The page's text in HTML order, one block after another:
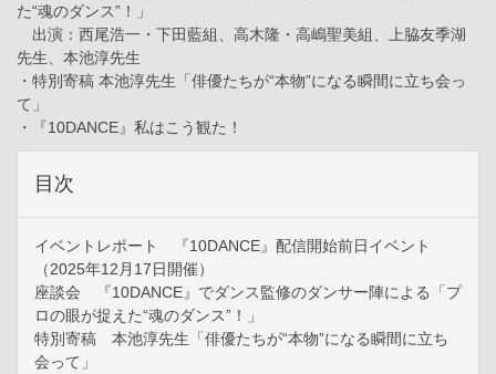
た“魂のダンス”！」
出演：西尾浩一・下田藍組、高木隆・高嶋聖美組、上脇友季湖
先生、本池淳先生
・特別寄稿 本池淳先生「俳優たちが“本物”になる瞬間に立ち会っ
て」
・『10DANCE』私はこう観た！
目次
イベントレポート 『10DANCE』配信開始前日イベント
（2025年12月17日開催）
座談会 『10DANCE』でダンス監修のダンサー陣による「プ
ロの眼が捉えた“魂のダンス”！」
特別寄稿 本池淳先生「俳優たちが“本物”になる瞬間に立ち
会って」